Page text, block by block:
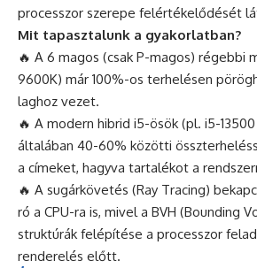
processzor szerepe felértékelődését
Mit tapasztalunk a gyakorlatban?
🔥 A 6 magos (csak P-magos) régebbi
9600K) már 100%-os terhelésen
laghoz vezet.
🔥 A modern hibrid i5-ösök (pl. i5-
általában 40-60% közötti
a címeket, hagyva tartalékot a
🔥 A sugárkövetés (Ray Tracing)
ró a CPU-ra is, mivel a BVH (Bounding
struktúrák felépítése a processzor
renderelés előtt.